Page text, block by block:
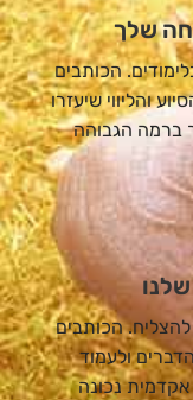
שלך
הכותבים
והליווי שיעזרו
ברמה הגבוהה
להצליח. הכותבים
ולעמוד
נכונה